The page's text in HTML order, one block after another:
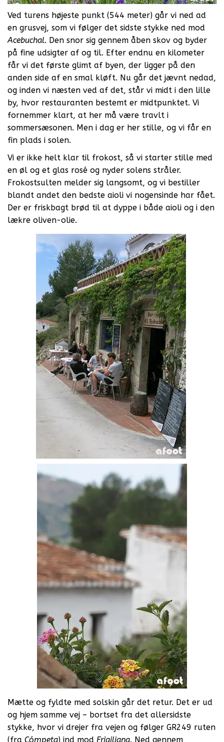
Ved turens højeste punkt (544 meter) går vi ned ad
en grusvej, som vi følger det sidste stykke ned mod
Acebuchal. Den snor sig gennem åben skov og byder
på fine udsigter af og til. Efter endnu en kilometer
får vi det første glimt af byen, der ligger på den
anden side af en smal kløft. Nu går det jævnt nedad,
og inden vi næsten ved af det, står vi midt i den lille
by, hvor restauranten bestemt er midtpunktet. Vi
fornemmer klart, at her må være travlt i
sommersæsonen. Men i dag er her stille, og vi får en
fin plads i solen.
Vi er ikke helt klar til frokost, så vi starter stille med
en øl og et glas rosé og nyder solens stråler.
Frokostsulten melder sig langsomt, og vi bestiller
blandt andet den bedste aioli vi nogensinde har fået.
Der er friskbagt brød til at dyppe i både aioli og i den
lækre oliven-olie.
Mætte og fyldte med solskin går det retur. Det er ud
og hjem samme vej – bortset fra det allersidste
stykke, hvor vi drejer fra vejen og følger GR249 ruten
(fra Cómpeta) ind mod Frigiliana. Ned gennem